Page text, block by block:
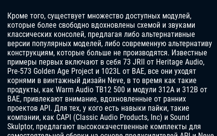
Кроме того, существует множество доступных модулей,
которые более свободно вдохновлены схемой и звуками
классических консолей, предлагая либо альтернативные
версии популярных моделей, либо современную альтернативу
конструкциям, которые больше не производятся. Известные
примеры первых включают в себя 73 JRII от Heritage Audio,
Pre-573 Golden Age Project и 1023L от BAE, все они уходят
корнями в винтажный дизайн Neve, в то время как такие
продукты, как Warm Audio TB12 500 и модули 312A и 312B от
BAE, привлекают внимание, вдохновленные от ранних
проектов API. Для тех, у кого есть навыки пайки, такие
компании, как CAPI (Classic Audio Products, Inc) и Sound
Skulptor, предлагают высококачественные комплекты для